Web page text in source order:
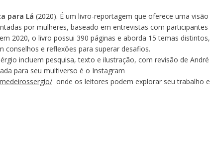
para Lá (2020). É um livro-reportagem que oferece uma visão
por mulheres, baseado em entrevistas com participantes
2020, o livro possui 390 páginas e aborda 15 temas distintos,
conselhos e reflexões para superar desafios.
incluem pesquisa, texto e ilustração, com revisão de André
para seu multiverso é o Instagram
onde os leitores podem explorar seu trabalho e